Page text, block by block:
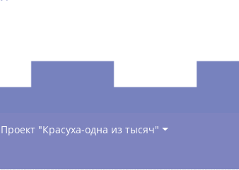
Проект "Красуха-одна из тысяч"